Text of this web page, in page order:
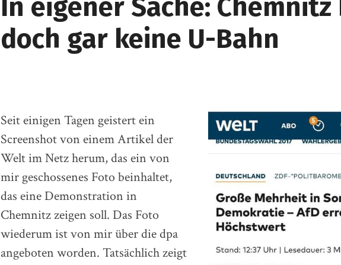
In eigener Sache:
doch gar keine U-Bahn
Seit einigen Tagen geistert ein
Screenshot von einem Artikel der
Welt im Netz herum, das ein von
mir geschossenes Foto beinhaltet,
das eine Demonstration in
Chemnitz zeigen soll. Das Foto
wiederum ist von mir über die dpa
angeboten worden. Tatsächlich zeigt